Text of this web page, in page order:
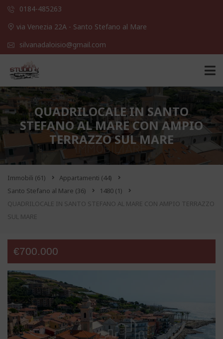
0184-485263
via Venezia 22A - Santo Stefano al Mare
silvanadaloisio@gmail.com
QUADRILOCALE IN SANTO
STEFANO AL MARE CON AMPIO
TERRAZZO SUL MARE
Immobili (61) Appartamenti (44)
Santo Stefano al Mare (36) 1480 (1)
QUADRILOCALE IN SANTO STEFANO AL MARE CON AMPIO TERRAZZO
SUL MARE
€700.000